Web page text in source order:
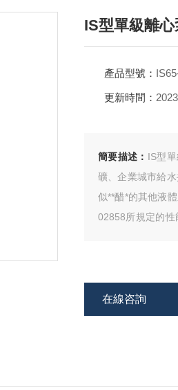
IS型單級離
產品型號：
更新時間：
簡要描述： IS型
礦、企業城市給
似**醋*的其他液
02858所規定的性
在線咨詢